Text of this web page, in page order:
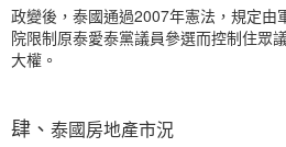
政變後，泰國通過2007年憲法，規定
院限制原泰愛泰黨議員參選而控制住眾
大權。
肆、 泰國房地產市況